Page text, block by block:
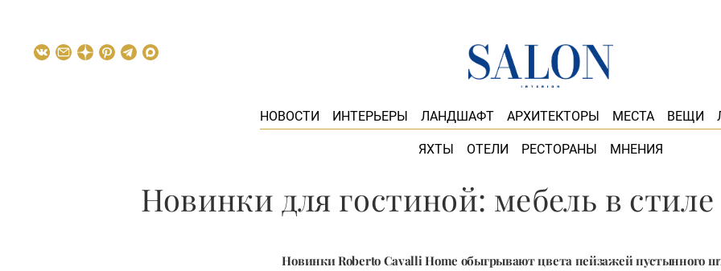
НОВОСТИ ИНТЕРЬЕРЫ ЛАНДШАФТ АРХИТЕКТОРЫ МЕСТА ВЕЩИ
ЯХТЫ ОТЕЛИ РЕСТОРАНЫ МНЕНИЯ
Новинки для гостиной: мебель в
Новинки Roberto Cavalli Home обыгрывают цвета пейзажей пустынного